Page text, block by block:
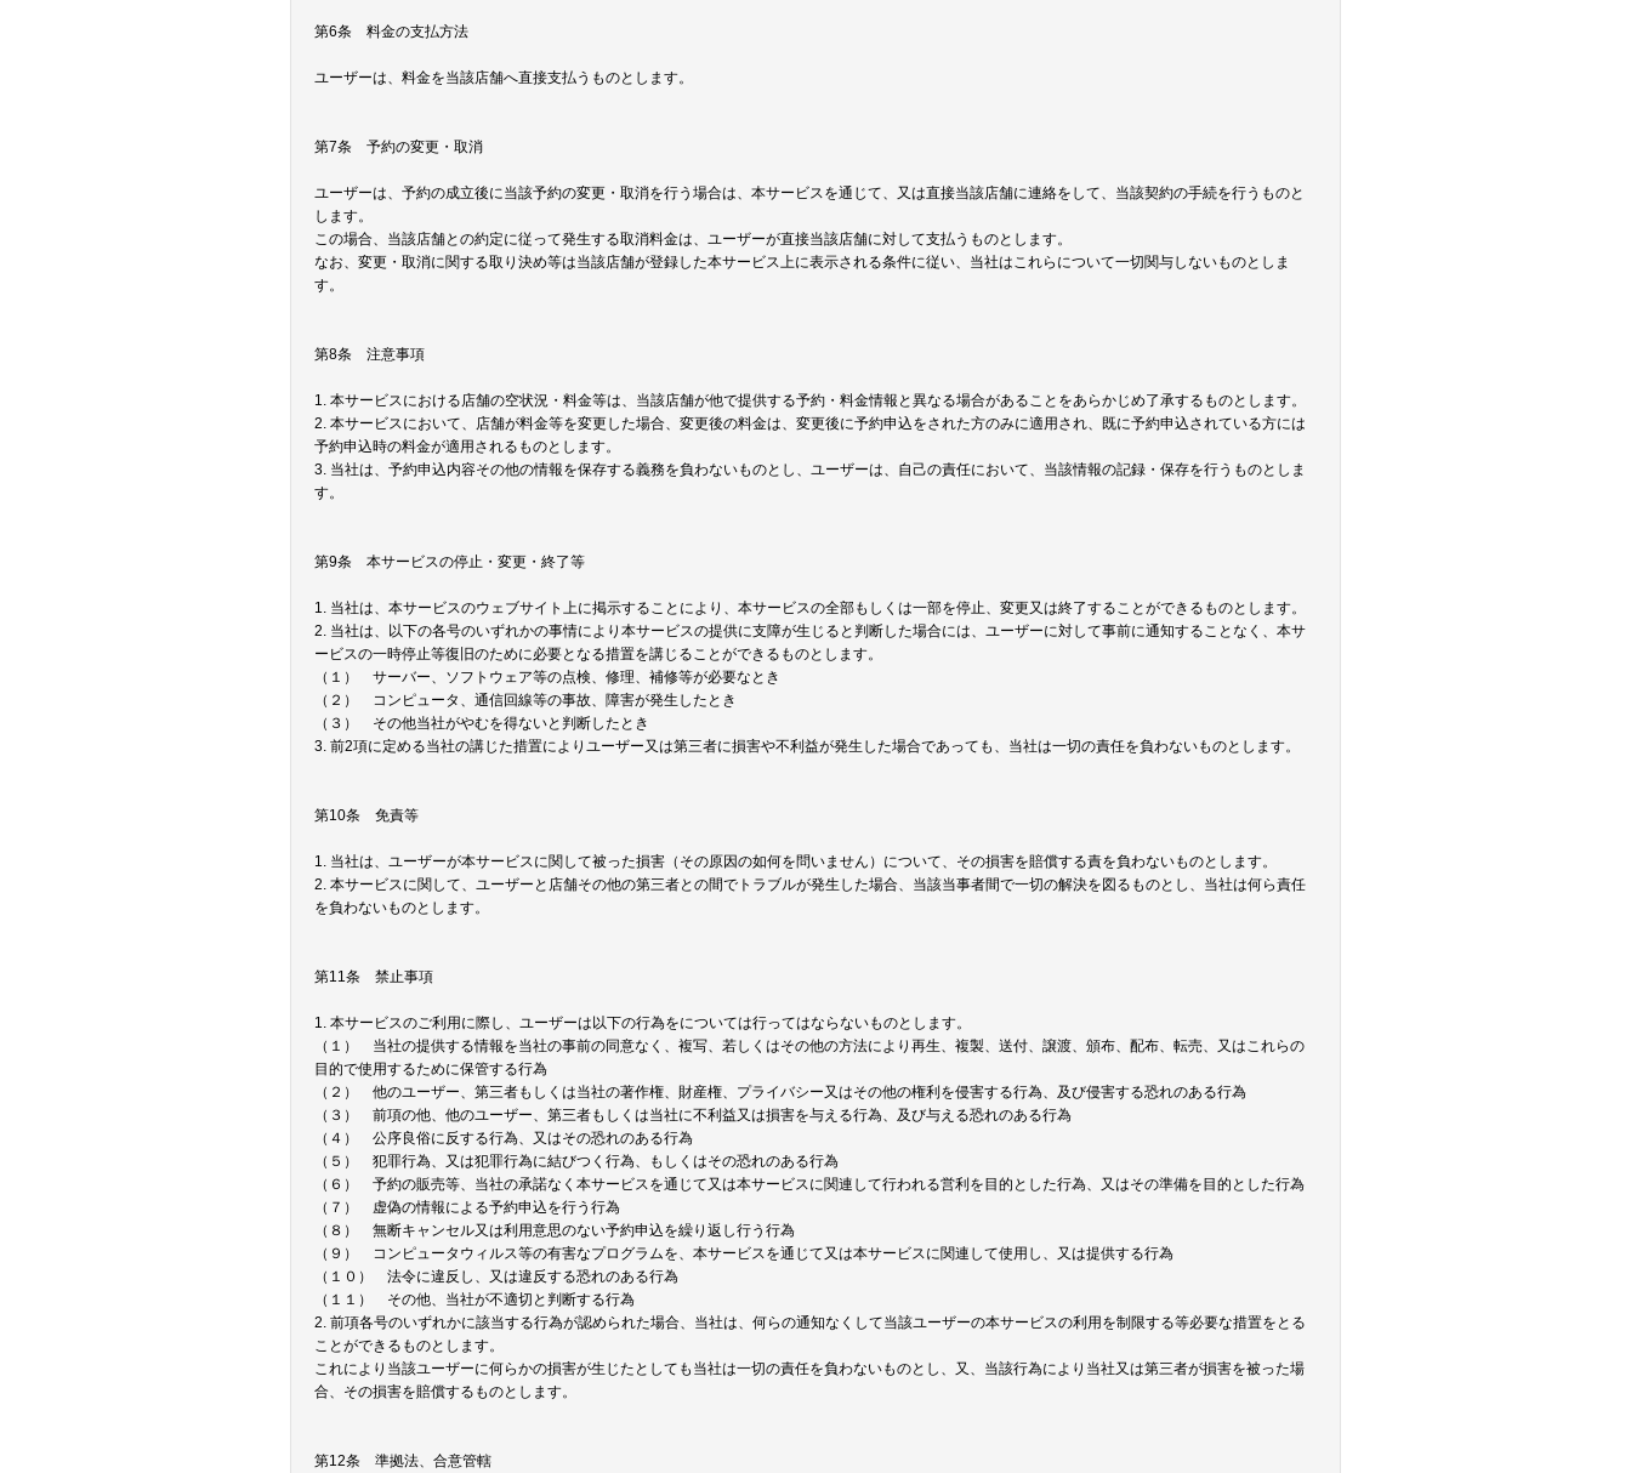
第6条 料金の支払方法
ユーザーは、料金を当該店舗へ直接支払うものとします。
第7条 予約の変更・取消
ユーザーは、予約の成立後に当該予約の変更・取消を行う場合は、本サービスを通じて、又は直接当該店舗に連絡をして、当該契約の手続を行うものと
します。
この場合、当該店舗との約定に従って発生する取消料金は、ユーザーが直接当該店舗に対して支払うものとします。
なお、変更・取消に関する取り決め等は当該店舗が登録した本サービス上に表示される条件に従い、当社はこれらについて一切関与しないものとしま
す。
第8条 注意事項
1. 本サービスにおける店舗の空状況・料金等は、当該店舗が他で提供する予約・料金情報と異なる場合があることをあらかじめ了承するものとします。
2. 本サービスにおいて、店舗が料金等を変更した場合、変更後の料金は、変更後に予約申込をされた方のみに適用され、既に予約申込されている方には
予約申込時の料金が適用されるものとします。
3. 当社は、予約申込内容その他の情報を保存する義務を負わないものとし、ユーザーは、自己の責任において、当該情報の記録・保存を行うものとしま
す。
第9条 本サービスの停止・変更・終了等
1. 当社は、本サービスのウェブサイト上に掲示することにより、本サービスの全部もしくは一部を停止、変更又は終了することができるものとします。
2. 当社は、以下の各号のいずれかの事情により本サービスの提供に支障が生じると判断した場合には、ユーザーに対して事前に通知することなく、本サ
ービスの一時停止等復旧のために必要となる措置を講じることができるものとします。
（１） サーバー、ソフトウェア等の点検、修理、補修等が必要なとき
（２） コンピュータ、通信回線等の事故、障害が発生したとき
（３） その他当社がやむを得ないと判断したとき
3. 前2項に定める当社の講じた措置によりユーザー又は第三者に損害や不利益が発生した場合であっても、当社は一切の責任を負わないものとします。
第10条 免責等
1. 当社は、ユーザーが本サービスに関して被った損害（その原因の如何を問いません）について、その損害を賠償する責を負わないものとします。
2. 本サービスに関して、ユーザーと店舗その他の第三者との間でトラブルが発生した場合、当該当事者間で一切の解決を図るものとし、当社は何ら責任
を負わないものとします。
第11条 禁止事項
1. 本サービスのご利用に際し、ユーザーは以下の行為をについては行ってはならないものとします。
（１） 当社の提供する情報を当社の事前の同意なく、複写、若しくはその他の方法により再生、複製、送付、譲渡、頒布、配布、転売、又はこれらの
目的で使用するために保管する行為
（２） 他のユーザー、第三者もしくは当社の著作権、財産権、プライバシー又はその他の権利を侵害する行為、及び侵害する恐れのある行為
（３） 前項の他、他のユーザー、第三者もしくは当社に不利益又は損害を与える行為、及び与える恐れのある行為
（４） 公序良俗に反する行為、又はその恐れのある行為
（５） 犯罪行為、又は犯罪行為に結びつく行為、もしくはその恐れのある行為
（６） 予約の販売等、当社の承諾なく本サービスを通じて又は本サービスに関連して行われる営利を目的とした行為、又はその準備を目的とした行為
（７） 虚偽の情報による予約申込を行う行為
（８） 無断キャンセル又は利用意思のない予約申込を繰り返し行う行為
（９） コンピュータウィルス等の有害なプログラムを、本サービスを通じて又は本サービスに関連して使用し、又は提供する行為
（１０） 法令に違反し、又は違反する恐れのある行為
（１１） その他、当社が不適切と判断する行為
2. 前項各号のいずれかに該当する行為が認められた場合、当社は、何らの通知なくして当該ユーザーの本サービスの利用を制限する等必要な措置をとる
ことができるものとします。
これにより当該ユーザーに何らかの損害が生じたとしても当社は一切の責任を負わないものとし、又、当該行為により当社又は第三者が損害を被った場
合、その損害を賠償するものとします。
第12条 準拠法、合意管轄